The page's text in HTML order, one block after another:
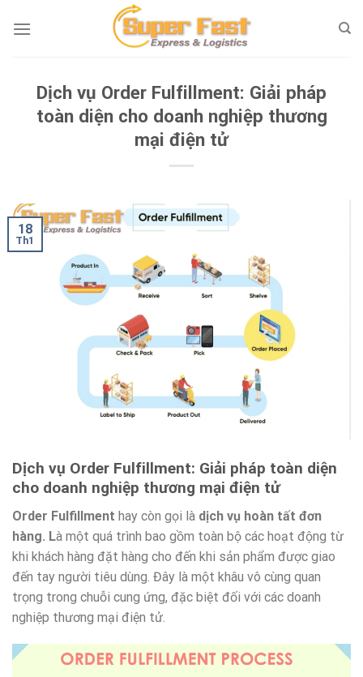
Dịch vụ Order Fulfillment: Giải pháp
toàn diện cho doanh nghiệp thương
mại điện tử
18
Th1
Dịch vụ Order Fulfillment: Giải pháp toàn diện
cho doanh nghiệp thương mại điện tử
Order Fulfillment hay còn gọi là dịch vụ hoàn tất đơn
hàng. Là một quá trình bao gồm toàn bộ các hoạt động từ
khi khách hàng đặt hàng cho đến khi sản phẩm được giao
đến tay người tiêu dùng. Đây là một khâu vô cùng quan
trọng trong chuỗi cung ứng, đặc biệt đối với các doanh
nghiệp thương mại điện tử.